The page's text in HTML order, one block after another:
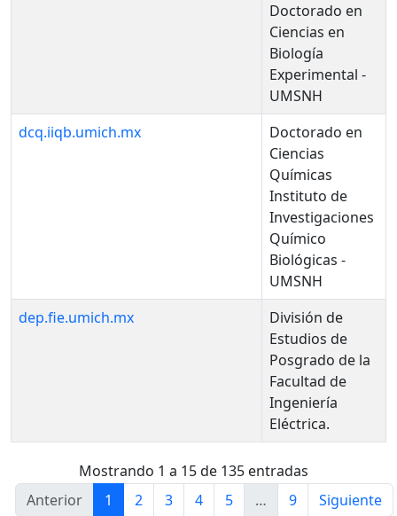
Doctorado en
Ciencias en
Biología
Experimental -
UMSNH
dcq.iiqb.umich.mx
Doctorado en
Ciencias
Químicas
Instituto de
Investigaciones
Químico
Biológicas -
UMSNH
dep.fie.umich.mx
División de
Estudios de
Posgrado de la
Facultad de
Ingeniería
Eléctrica.
Mostrando 1 a 15 de 135 entradas
Anterior
1 2 3 4 5 … 9 Siguiente